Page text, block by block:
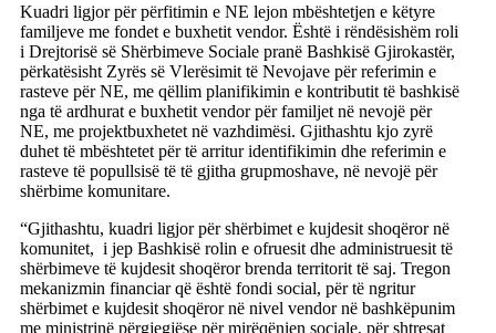
Kuadri ligjor për përfitimin e NE lejon mbështetjen e këtyre
familjeve me fondet e buxhetit vendor. Është i rëndësishëm roli
i Drejtorisë së Shërbimeve Sociale pranë Bashkisë Gjirokastër,
përkatësisht Zyrës së Vlerësimit të Nevojave për referimin e
rasteve për NE, me qëllim planifikimin e kontributit të bashkisë
nga të ardhurat e buxhetit vendor për familjet në nevojë për
NE, me projektbuxhetet në vazhdimësi. Gjithashtu kjo zyrë
duhet të mbështetet për të arritur identifikimin dhe referimin e
rasteve të popullsisë të të gjitha grupmoshave, në nevojë për
shërbime komunitare.
“Gjithashtu, kuadri ligjor për shërbimet e kujdesit shoqëror në
komunitet, i jep Bashkisë rolin e ofruesit dhe administruesit të
shërbimeve të kujdesit shoqëror brenda territorit të saj. Tregon
mekanizmin financiar që është fondi social, për të ngritur
shërbimet e kujdesit shoqëror në nivel vendor në bashkëpunim
me ministrinë përgjegjëse për mirëqënien sociale, për shtresat